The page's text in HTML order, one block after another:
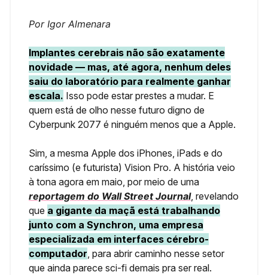
Por Igor Almenara
Implantes cerebrais não são exatamente
novidade — mas, até agora, nenhum deles
saiu do laboratório para realmente ganhar
escala. Isso pode estar prestes a mudar. E
quem está de olho nesse futuro digno de
Cyberpunk 2077 é ninguém menos que a Apple.
Sim, a mesma Apple dos iPhones, iPads e do
caríssimo (e futurista) Vision Pro. A história veio
à tona agora em maio, por meio de uma
reportagem do Wall Street Journal, revelando
que a gigante da maçã está trabalhando
junto com a Synchron, uma empresa
especializada em interfaces cérebro-
computador , para abrir caminho nesse setor
que ainda parece sci-fi demais pra ser real.